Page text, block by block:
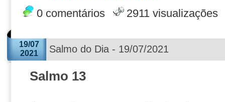
0 comentários 2911 visualizações
19/07
2021
Salmo do Dia - 19/07/2021
Salmo 13